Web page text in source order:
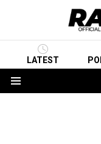
LATEST